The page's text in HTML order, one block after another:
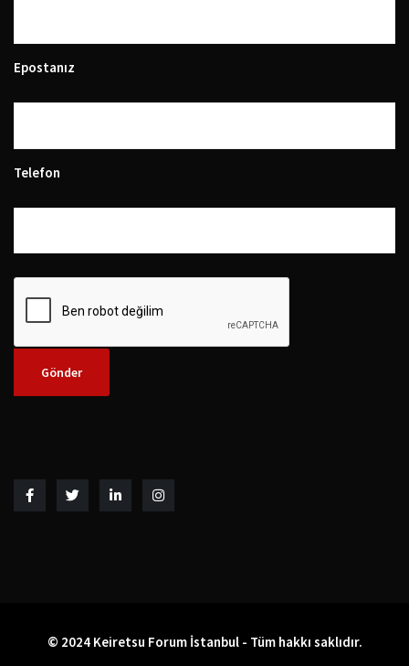
Epostanız
Telefon
© 2024 Keiretsu Forum İstanbul - Tüm hakkı saklıdır.